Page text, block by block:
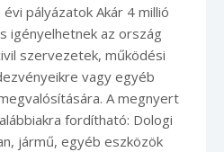
évi pályázatok Akár 4 millió
igényelhetnek az ország
szervezetek, működési
vagy egyéb
A megnyert
fordítható: Dologi
jármű, egyéb eszközök